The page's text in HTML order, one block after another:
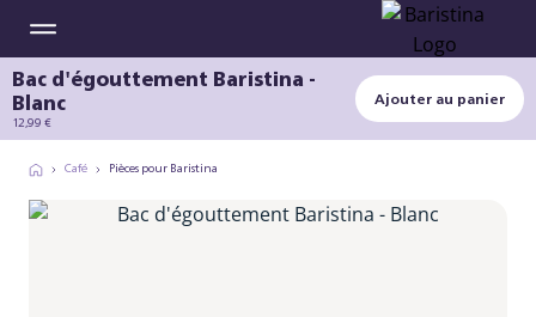
Bac d'égouttement Baristina -
Blanc
12,99 €
Ajouter au panier
Café Pièces pour Baristina